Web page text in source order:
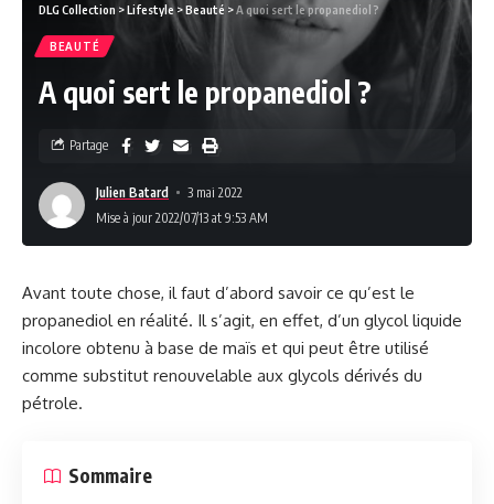
DLG Collection >Lifestyle>Beauté >A quoi sert le propanediol ?
BEAUTÉ
A quoi sert le propanediol ?
Julien Batard
3 mai 2022
Mise à jour 2022/07/13 at 9:53 AM
Partage
Avant toute chose, il faut d’abord savoir ce qu’est le
propanediol en réalité. Il s’agit, en effet, d’un glycol liquide
incolore obtenu à base de maïs et qui peut être utilisé
comme substitut renouvelable aux glycols dérivés du
pétrole.
Sommaire